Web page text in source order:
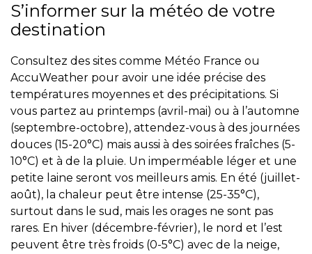
S’informer sur la météo de votre
destination
Consultez des sites comme Météo France ou
AccuWeather pour avoir une idée précise des
températures moyennes et des précipitations. Si
vous partez au printemps (avril-mai) ou à l’automne
(septembre-octobre), attendez-vous à des journées
douces (15-20°C) mais aussi à des soirées fraîches (5-
10°C) et à de la pluie. Un imperméable léger et une
petite laine seront vos meilleurs amis. En été (juillet-
août), la chaleur peut être intense (25-35°C),
surtout dans le sud, mais les orages ne sont pas
rares. En hiver (décembre-février), le nord et l’est
peuvent être très froids (0-5°C) avec de la neige,